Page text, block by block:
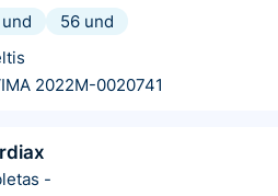
56 und
2022M-0020741
-